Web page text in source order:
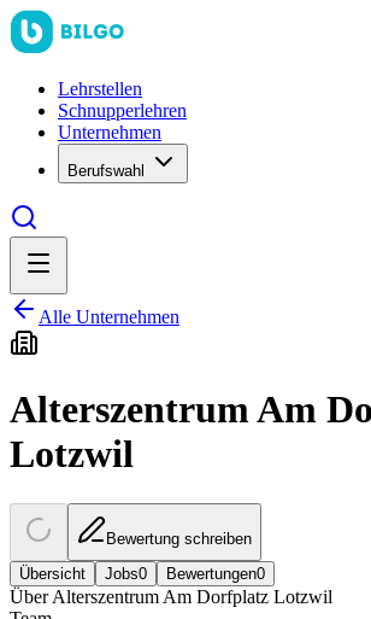
Lehrstellen
Schnupperlehren
Unternehmen
Berufswahl
Alle Unternehmen
Alterszentrum Am
Lotzwil
Bewertung schreiben
Übersicht
Jobs0 Bewertungen0
ÜberAlterszentrum Am Dorfplatz Lotzwil